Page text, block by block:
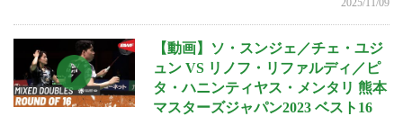
2025/11/09
【動画】ソ・スンジェ／チェ・ユジ
ュン VS リノフ・リファルディ／ピ
タ・ハニンティヤス・メンタリ 熊本
マスターズジャパン2023 ベスト16